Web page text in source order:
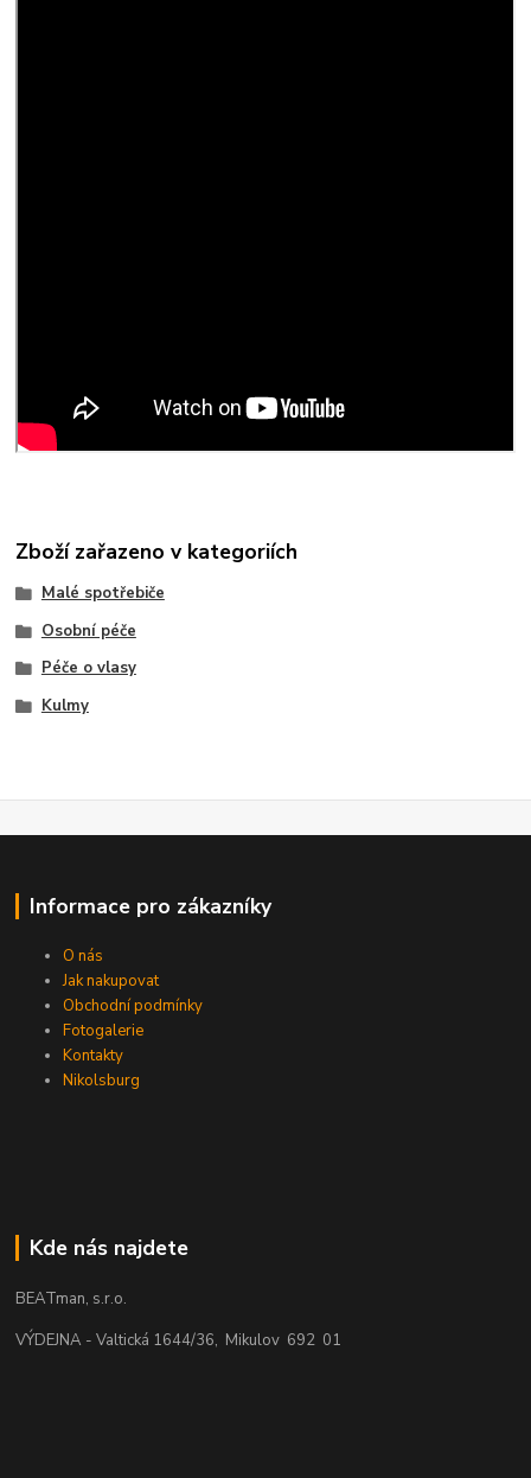
Zboží zařazeno v kategoriích
Malé spotřebiče
Osobní péče
Péče o vlasy
Kulmy
Informace pro zákazníky
O nás
Jak nakupovat
Obchodní podmínky
Fotogalerie
Kontakty
Nikolsburg
Kde nás najdete
BEATman, s.r.o.
VÝDEJNA - Valtická 1644/36, Mikulov 692 01